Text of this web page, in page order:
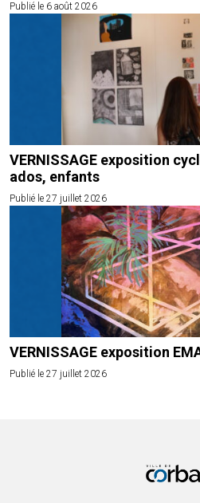
Publié le 6 août 2026
VERNISSAGE exposition
ados, enfants
Publié le 27 juillet 2026
VERNISSAGE exposition
Publié le 27 juillet 2026